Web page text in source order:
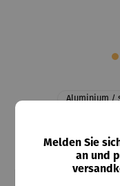
Aluminium /
Holz mit
Holz
Melden Sie
an und